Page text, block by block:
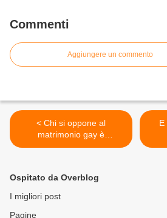
Commenti
Aggiungere un commento
< Chi si oppone al
matrimonio gay è
socialmente pericoloso
E
Ospitato da Overblog
I migliori post
Pagine